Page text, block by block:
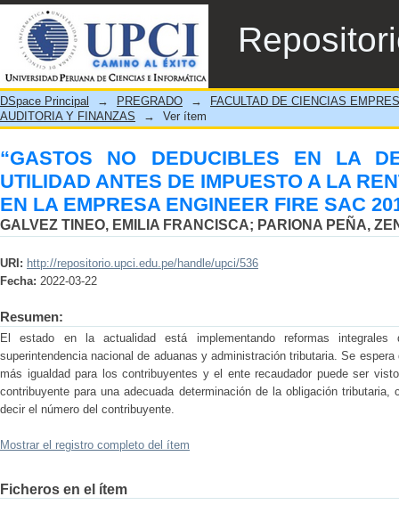
“GASTOS NO DEDUCIBLES EN LA
LA RENTA Y PARTICIPACIONES EN LA
DSpace Principal → PREGRADO →
FACULTAD DE CIENCIAS
AUDITORIA Y FINANZAS
→ Ver ítem
“GASTOS NO DEDUCIBLES EN LA
UTILIDAD ANTES DE IMPUESTO A LA
EN LA EMPRESA ENGINEER FIRE SAC
GALVEZ TINEO, EMILIA FRANCISCA; PARIONA PEÑA,
URI: http://repositorio.upci.edu.pe/handle/upci/536
Fecha: 2022-03-22
Resumen:
El estado en la actualidad está implementando reformas
superintendencia nacional de aduanas y administración tributaria. Se
más igualdad para los contribuyentes y el ente recaudador puede ser
contribuyente para una adecuada determinación de la obligación
decir el número del contribuyente.
Mostrar el registro completo del ítem
Ficheros en el ítem